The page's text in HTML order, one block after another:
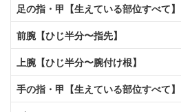
足の指・甲【生えている部位すべて】
前腕【ひじ半分〜指先】
上腕【ひじ半分〜腕付け根】
手の指・甲【生えている部位すべて】